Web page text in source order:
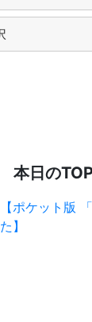
本日の
【ポケット版
た】